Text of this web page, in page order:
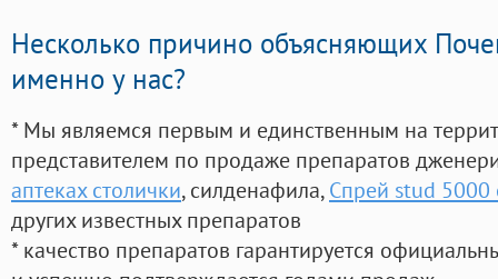
Несколько причино объясняющих
именно у нас?
* Мы являемся первым и единственным на
представителем по продаже препаратов
аптеках столички, силденафила, Спрей stud 5000
других известных препаратов
* качество препаратов гарантируется